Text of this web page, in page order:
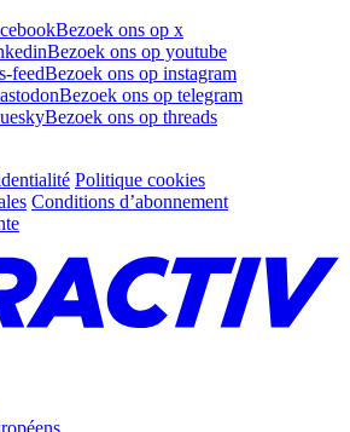
Bezoek ons op x
Bezoek ons op youtube
feedBezoek ons op instagram
Bezoek ons op telegram
Bezoek ons op threads
Politique cookies
Conditions d’abonnement